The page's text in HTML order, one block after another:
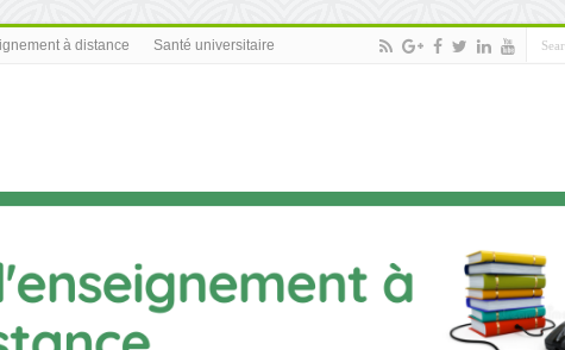
à distance Santé universitaire